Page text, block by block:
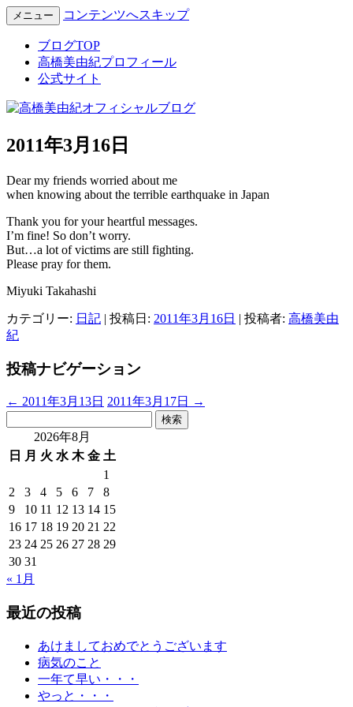
高橋美由紀オフィシャルブロ
グ
Miyuki Takahashi Official Blog
メニュー コンテンツへスキップ
ブログTOP
高橋美由紀プロフィール
公式サイト
2011年3月16日
Dear my friends worried about me
when knowing about the terrible earthquake in Japan
Thank you for your heartful messages.
I’m fine! So don’t worry.
But…a lot of victims are still fighting.
Please pray for them.
Miyuki Takahashi
カテゴリー: 日記 | 投稿日: 2011年3月16日 | 投稿者: 高橋美由
紀
投稿ナビゲーション
← 2011年3月13日 2011年3月17日
→
2026年8月
日
月 火 水 木 金 土
1
2
3 4 5 6 7
8
9
10 11 12 13 14 15
16 17 18 19 20 21 22
23 24 25 26 27 28 29
30 31
« 1月
最近の投稿
あけましておめでとうございます
病気のこと
一年て早い・・・
やっと・・・